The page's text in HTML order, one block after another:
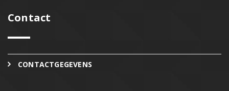
Contact
CONTACTGEGEVENS